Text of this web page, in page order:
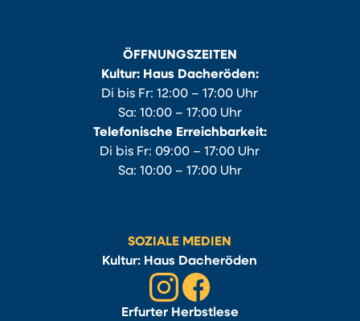
ÖFFNUNGSZEITEN
Kultur: Haus Dacheröden:
Di bis Fr: 12:00 – 17:00 Uhr
Sa: 10:00 – 17:00 Uhr
Telefonische Erreichbarkeit:
Di bis Fr: 09:00 – 17:00 Uhr
Sa: 10:00 – 17:00 Uhr
SOZIALE MEDIEN
Kultur: Haus Dacheröden
Erfurter Herbstlese